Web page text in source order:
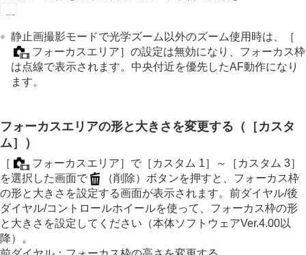
静止画撮影モードで光学ズーム以外のズーム使用時は、
［
フォーカスエリア］の設定は無効になり、フォーカス枠
は点線で表示されます。中央付近を優先したAF動作になり
ます。
フォーカスエリアの形と大きさを変更する（ ［カスタ
ム］ ）
［ フォーカスエリア］ で ［カスタム 1］ ～
［カスタム 3］
を選択した画面で
（削除）ボタンを押すと、フォーカス枠
の形と大きさを設定する画面が表示されます。前ダイヤル/後
ダイヤル/コントロールホイールを使って、フォーカス枠の形
と大きさを設定してください（本体ソフトウェアVer.4.00以
降）。